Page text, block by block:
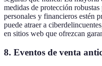
medidas de protección robustas
personales y financieros estén
puede atraer a
en sitios web que ofrezcan
8. Eventos de venta